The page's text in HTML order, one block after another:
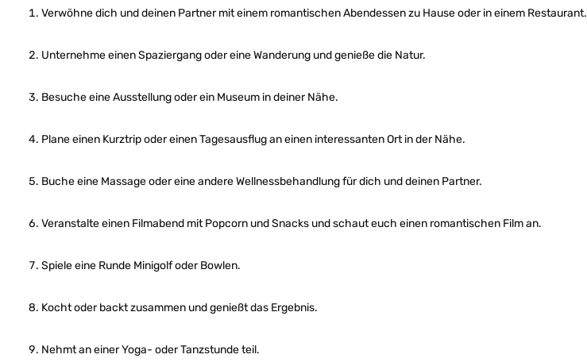
Verwöhne dich und deinen Partner mit einem romantischen Abendessen zu Hause oder in einem Restaurant.
Unternehme einen Spaziergang oder eine Wanderung und genieße die Natur.
Besuche eine Ausstellung oder ein Museum in deiner Nähe.
Plane einen Kurztrip oder einen Tagesausflug an einen interessanten Ort in der Nähe.
Buche eine Massage oder eine andere Wellnessbehandlung für dich und deinen Partner.
Veranstalte einen Filmabend mit Popcorn und Snacks und schaut euch einen romantischen Film an.
Spiele eine Runde Minigolf oder Bowlen.
Kocht oder backt zusammen und genießt das Ergebnis.
Nehmt an einer Yoga- oder Tanzstunde teil.